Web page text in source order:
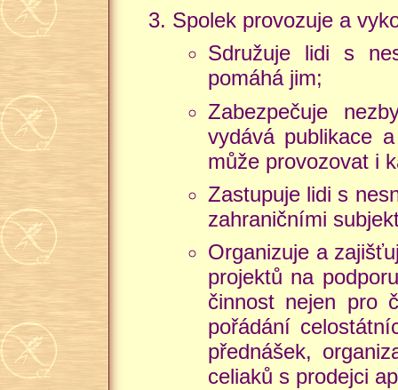
Spolek provozuje a
Sdružuje lidi s
pomáhá jim;
Zabezpečuje
vydává publikace
může provozovat i
Zastupuje lidi s
zahraničními
Organizuje a
projektů na
činnost nejen pro
pořádání
přednášek,
celiaků s prodejci